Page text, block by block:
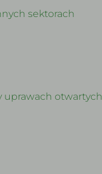
sektorach
uprawach otwartych